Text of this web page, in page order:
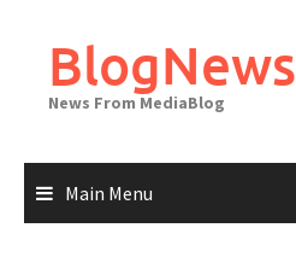
contentBlogNews
News From MediaBlog
Main Menu